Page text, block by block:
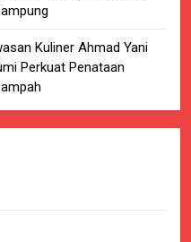
Kuliner Ahmad Yani
Perkuat Penataan